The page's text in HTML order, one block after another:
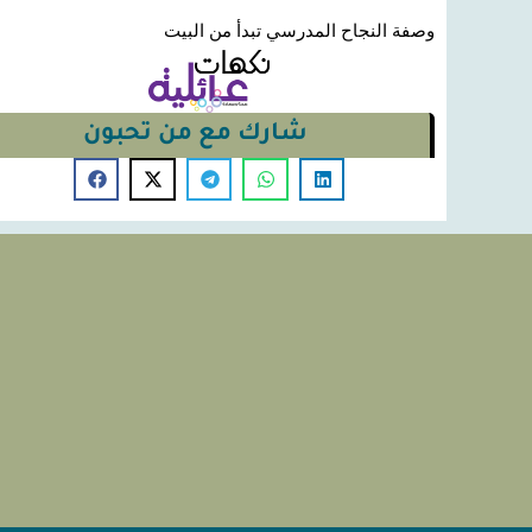
وصفة النجاح المدرسي تبدأ من البيت
شارك مع من تحبون